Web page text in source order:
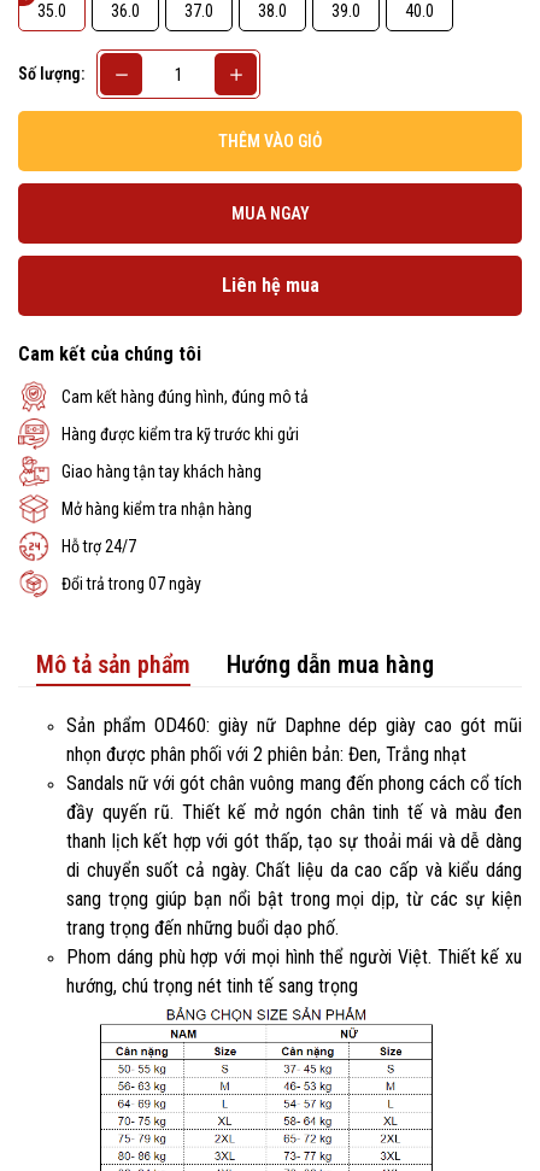
35.0 36.0 37.0 38.0 39.0 40.0
Số lượng:
THÊM VÀO GIỎ
MUA NGAY
Liên hệ mua
Cam kết của chúng tôi
Cam kết hàng đúng hình, đúng mô tả
Hàng được kiểm tra kỹ trước khi gửi
Giao hàng tận tay khách hàng
Mở hàng kiểm tra nhận hàng
Hỗ trợ 24/7
Đổi trả trong 07 ngày
Mô tả sản phẩm Hướng dẫn mua hàng
Sản phẩm OD460: giày nữ Daphne dép giày cao gót mũi
nhọn được phân phối với 2 phiên bản: Đen, Trắng nhạt
Sandals nữ với gót chân vuông mang đến phong cách cổ tích
đầy quyến rũ. Thiết kế mở ngón chân tinh tế và màu đen
thanh lịch kết hợp với gót thấp, tạo sự thoải mái và dễ dàng
di chuyển suốt cả ngày. Chất liệu da cao cấp và kiểu dáng
sang trọng giúp bạn nổi bật trong mọi dịp, từ các sự kiện
trang trọng đến những buổi dạo phố.
Phom dáng phù hợp với mọi hình thể người Việt. Thiết kế xu
hướng, chú trọng nét tinh tế sang trọng